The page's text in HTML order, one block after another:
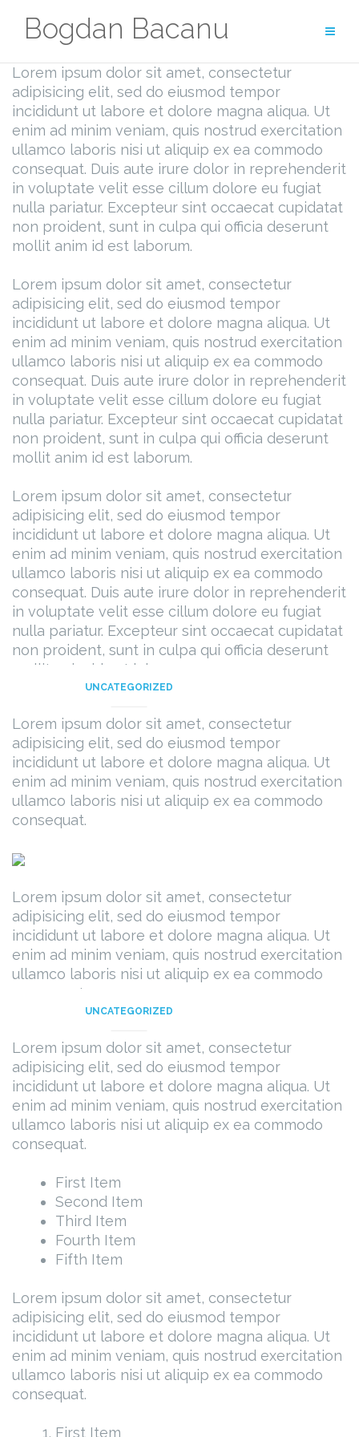
Inhalt
springen
Bogdan Bacanu
UNCATEGORIZED
Lorem ipsum dolor sit amet, consectetur
adipisicing elit, sed do eiusmod tempor
incididunt ut labore et dolore magna aliqua. Ut
enim ad minim veniam, quis nostrud exercitation
ullamco laboris nisi ut aliquip ex ea commodo
consequat. Duis aute irure dolor in reprehenderit
in voluptate velit esse cillum dolore eu fugiat
nulla pariatur. Excepteur sint occaecat cupidatat
non proident, sunt in culpa qui officia deserunt
mollit anim id est laborum.
Lorem ipsum dolor sit amet, consectetur
adipisicing elit, sed do eiusmod tempor
incididunt ut labore et dolore magna aliqua. Ut
enim ad minim veniam, quis nostrud exercitation
ullamco laboris nisi ut aliquip ex ea commodo
consequat. Duis aute irure dolor in reprehenderit
in voluptate velit esse cillum dolore eu fugiat
nulla pariatur. Excepteur sint occaecat cupidatat
non proident, sunt in culpa qui officia deserunt
mollit anim id est laborum.
Lorem ipsum dolor sit amet, consectetur
adipisicing elit, sed do eiusmod tempor
incididunt ut labore et dolore magna aliqua. Ut
enim ad minim veniam, quis nostrud exercitation
ullamco laboris nisi ut aliquip ex ea commodo
consequat. Duis aute irure dolor in reprehenderit
in voluptate velit esse cillum dolore eu fugiat
nulla pariatur. Excepteur sint occaecat cupidatat
non proident, sunt in culpa qui officia deserunt
mollit anim id est laborum.
UNCATEGORIZED
Lorem ipsum dolor sit amet, consectetur
adipisicing elit, sed do eiusmod tempor
incididunt ut labore et dolore magna aliqua. Ut
enim ad minim veniam, quis nostrud exercitation
ullamco laboris nisi ut aliquip ex ea commodo
consequat.
Lorem ipsum dolor sit amet, consectetur
adipisicing elit, sed do eiusmod tempor
incididunt ut labore et dolore magna aliqua. Ut
enim ad minim veniam, quis nostrud exercitation
ullamco laboris nisi ut aliquip ex ea commodo
consequat.
UNCATEGORIZED
Lorem ipsum dolor sit amet, consectetur
adipisicing elit, sed do eiusmod tempor
incididunt ut labore et dolore magna aliqua. Ut
enim ad minim veniam, quis nostrud exercitation
ullamco laboris nisi ut aliquip ex ea commodo
consequat.
First Item
Second Item
Third Item
Fourth Item
Fifth Item
Lorem ipsum dolor sit amet, consectetur
adipisicing elit, sed do eiusmod tempor
incididunt ut labore et dolore magna aliqua. Ut
enim ad minim veniam, quis nostrud exercitation
ullamco laboris nisi ut aliquip ex ea commodo
consequat.
First Item